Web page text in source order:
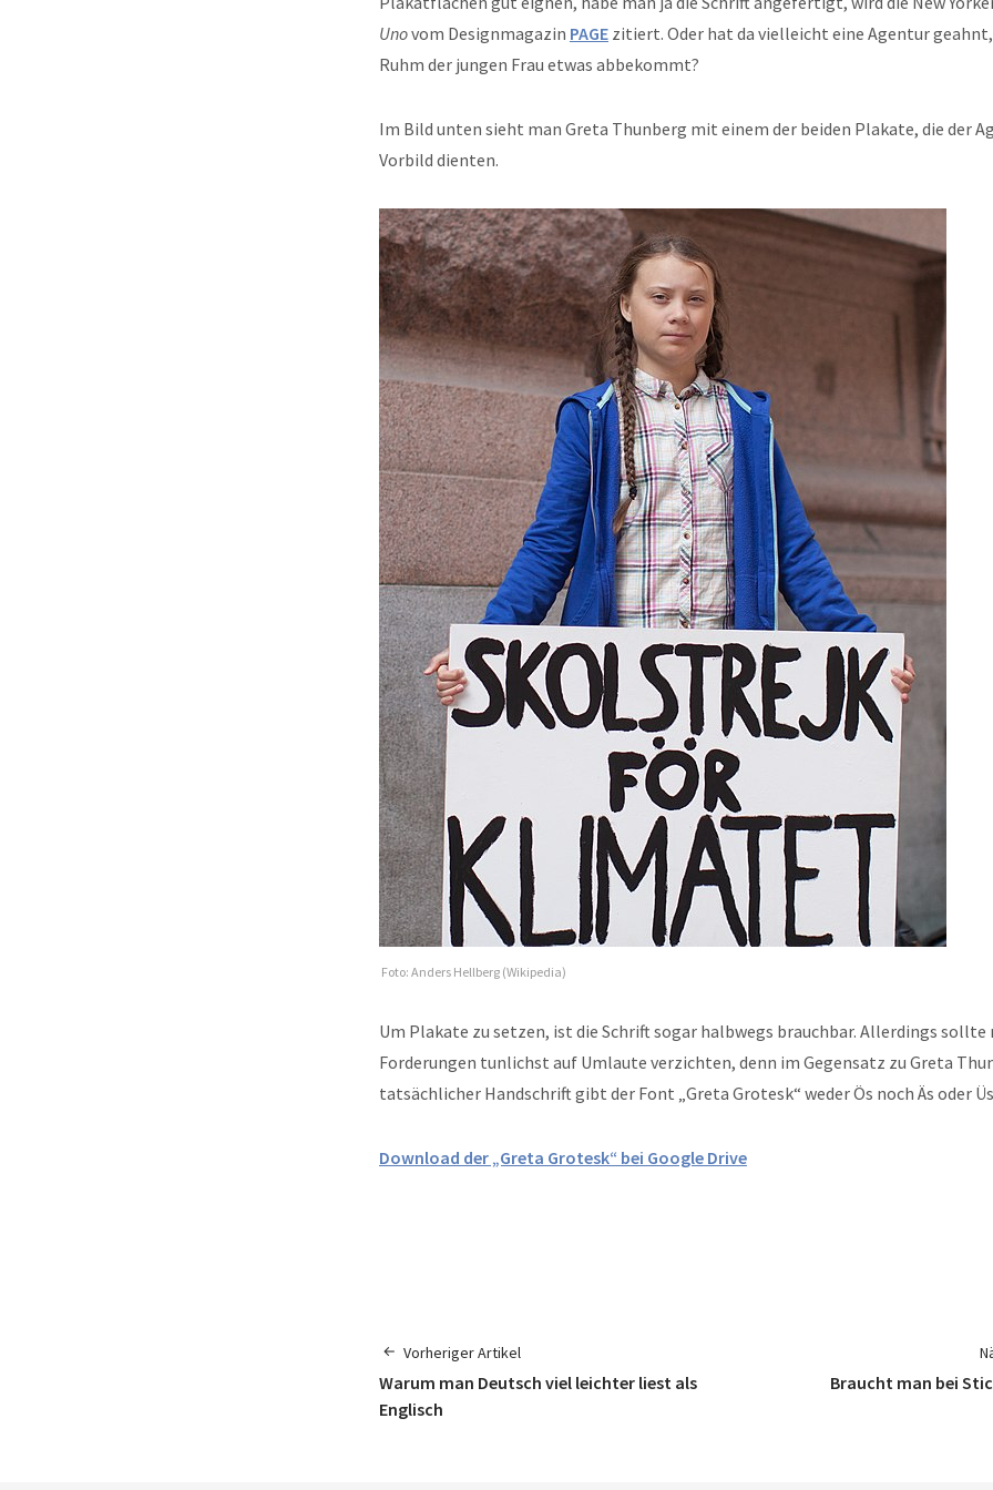
Unovom Designmagazin PAGE zitiert. Oder hat da vielleicht eine Agentur geahnt,
Ruhm der jungen Frau etwas abbekommt?
Im Bild unten sieht man Greta Thunberg mit einem der beiden Plakate, die der
Vorbild dienten.
Foto: Anders Hellberg (Wikipedia)
Um Plakate zu setzen, ist die Schrift sogar halbwegs brauchbar. Allerdings sollte
Forderungen tunlichst auf Umlaute verzichten, denn im Gegensatz zu Greta
tatsächlicher Handschrift gibt der Font „Greta Grotesk“ weder Ös noch Äs oder
Download der „Greta Grotesk“ bei Google Drive
Vorheriger Artikel
Warum man Deutsch viel leichter liest als
Englisch
Braucht man bei